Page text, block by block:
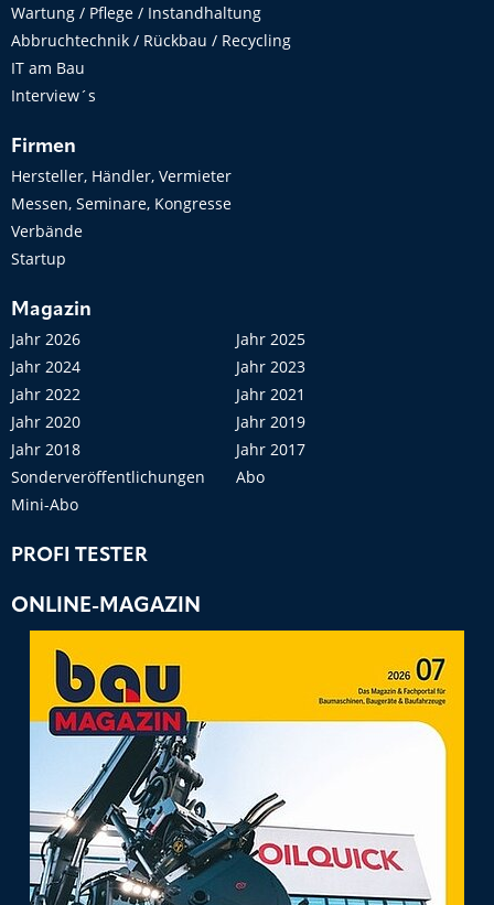
Wartung / Pflege / Instandhaltung
Abbruchtechnik / Rückbau / Recycling
IT am Bau
Interview´s
Firmen
Hersteller, Händler, Vermieter
Messen, Seminare, Kongresse
Verbände
Startup
Magazin
Jahr 2026
Jahr 2025
Jahr 2024
Jahr 2023
Jahr 2022
Jahr 2021
Jahr 2020
Jahr 2019
Jahr 2018
Jahr 2017
Sonderveröffentlichungen
Abo
Mini-Abo
PROFI TESTER
ONLINE-MAGAZIN